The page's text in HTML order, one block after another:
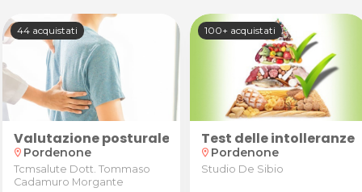
o Tip Tap
44 acquistati
Valutazione posturale con anamnesi,
location_on Pordenone
Tcmsalute Dott. Tommaso
Cadamuro Morgante
100+ acquistati
Test delle
location_on Pordenone
Studio De Sibio